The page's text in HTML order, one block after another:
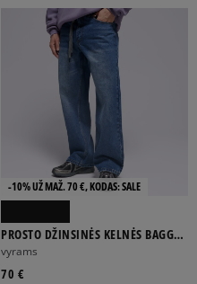
-10% UŽ MAŽ. 70 €, KODAS: SALE
PROSTO DŽINSINĖS KELNĖS BAGGY
TARMAC BLUE
vyrams
70 €